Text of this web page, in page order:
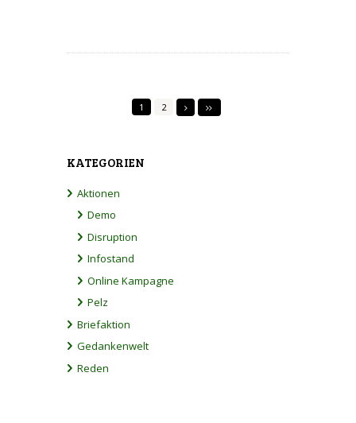
1 2
KATEGORIEN
Aktionen
Demo
Disruption
Infostand
Online Kampagne
Pelz
Briefaktion
Gedankenwelt
Reden